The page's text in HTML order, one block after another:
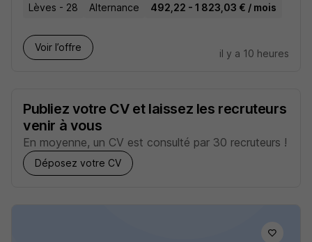
Lèves - 28 Alternance 492,22 - 1 823,03 € / mois
Voir l’offre
il y a 10 heures
Publiez votre CV et laissez les recruteurs
venir à vous
En moyenne, un CV est consulté par 30 recruteurs !
Déposez votre CV